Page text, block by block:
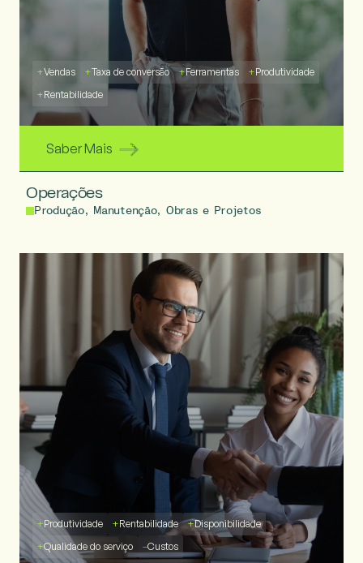
+Vendas +Taxa de conversão +Ferramentas +Produtividade
+Rentabilidade
Saber Mais
Operações
Produção, Manutenção, Obras e Projetos
+Produtividade +Rentabilidade +Disponibilidade
+Qualidade do serviço –Custos